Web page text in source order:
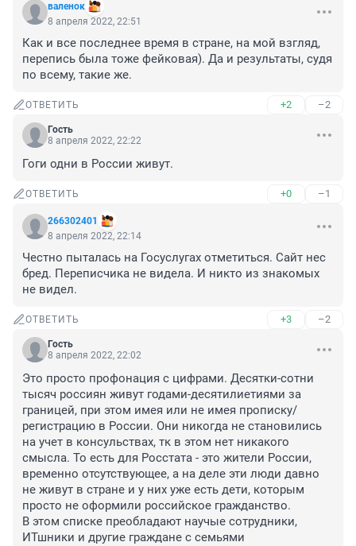
валенок
8 апреля 2022, 22:51
Как и все последнее время в стране, на мой взгляд,
перепись была тоже фейковая). Да и результаты, судя
по всему, такие же.
ОТВЕТИТЬ +2 –2
Гость
8 апреля 2022, 22:22
Гоги одни в России живут.
ОТВЕТИТЬ +0 –1
266302401
8 апреля 2022, 22:14
Честно пыталась на Госуслугах отметиться. Сайт нес
бред. Переписчика не видела. И никто из знакомых
не видел.
ОТВЕТИТЬ +3 –2
Гость
8 апреля 2022, 22:02
Это просто профонация с цифрами. Десятки-сотни
тысяч россиян живут годами-десятилиетиями за
границей, при этом имея или не имея прописку/
регистрацию в России. Они никогда не становились
на учет в консульствах, тк в этом нет никакого
смысла. То есть для Росстата - это жители России,
временно отсутствующее, а на деле эти люди давно
не живут в стране и у них уже есть дети, которым
просто не оформили российское гражданство.
В этом списке преобладают научые сотрудники,
ИТшники и другие граждане с семьями